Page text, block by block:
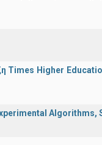
Times Higher
Algorithms,